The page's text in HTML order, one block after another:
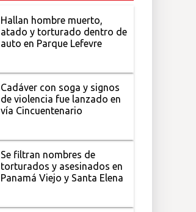
Hallan hombre muerto,
atado y torturado dentro de
auto en Parque Lefevre
Cadáver con soga y signos
de violencia fue lanzado en
vía Cincuentenario
Se filtran nombres de
torturados y asesinados en
Panamá Viejo y Santa Elena